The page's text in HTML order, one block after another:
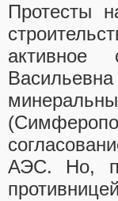
Протесты
активное
АЭС. Но,